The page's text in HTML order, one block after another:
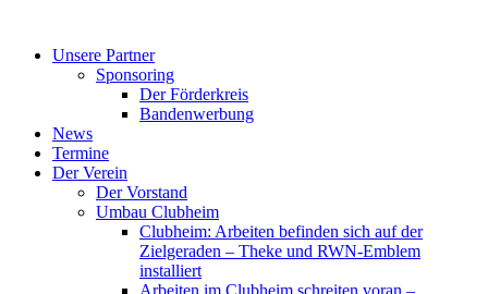
springenUnsere Partner
Sponsoring
Der Förderkreis
Bandenwerbung
News
Termine
Der Verein
Der Vorstand
Umbau Clubheim
Clubheim: Arbeiten befinden sich auf der
Zielgeraden – Theke und RWN-Emblem
installiert
Arbeiten im Clubheim schreiten voran –